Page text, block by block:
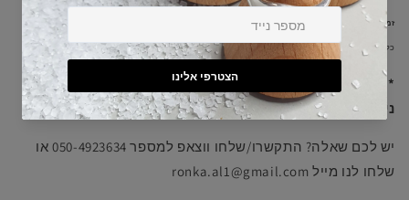
זמן ייצור הוא עד 14 ימי עסקים + זמן הגעת משלוח 2-7 ימי עסקים.
כל התכשיטים מיוצרים בעבודת יד אצלנו בסטודיו וזמן ההכנה של כל אחד מפורט כאן למעלה.
**פריטים בהתאמה/עיצוב אישי, נעשים לפי הזמנה ואינם
ניתנים להחלפה או החזרה.
יש לכם שאלה? התקשרו/שלחו ווצאפ למספר 050-4923634 או
שלחו לנו מייל ronka.al1@gmail.com